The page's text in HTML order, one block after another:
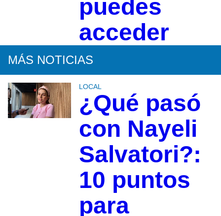
puedes
acceder
MÁS NOTICIAS
LOCAL
¿Qué pasó
con Nayeli
Salvatori?:
10 puntos
para